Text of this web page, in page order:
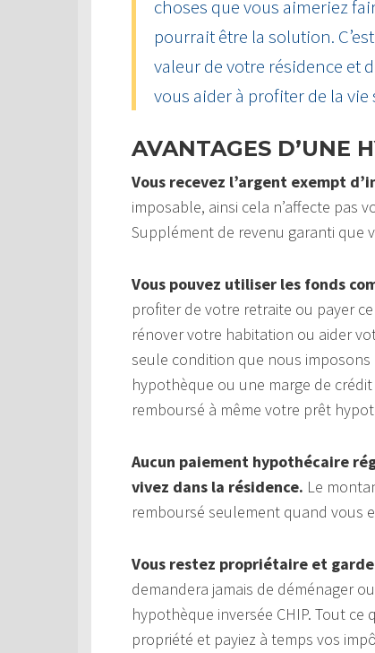
choses que vous aimeriez
pourrait être la solution.
valeur de votre résidence et
vous aider à profiter de la vie
AVANTAGES D’UNE
Vous recevez l’argent exempt
imposable, ainsi cela n’affecte pas
Supplément de revenu garanti que
Vous pouvez utiliser les fonds
profiter de votre retraite ou payer
rénover votre habitation ou aider
seule condition que nous
hypothèque ou une marge de
remboursé à même votre prêt
Aucun paiement hypothécaire
vivez dans la résidence. Le
remboursé seulement quand vous
Vous restez propriétaire et
demandera jamais de déménager
hypothèque inversée CHIP. Tout
propriété et payiez à temps vos